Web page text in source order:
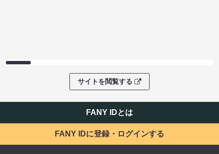
サイトを閲覧する
FANY IDとは
FANY IDに登録・ログインする